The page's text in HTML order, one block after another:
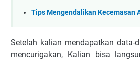
Tips Mengendalikan Kecemasan
Sеtеlаh kаlіаn mеndараtkаn dаtа-
mеnсurіgаkаn, Kаlіаn bіѕа